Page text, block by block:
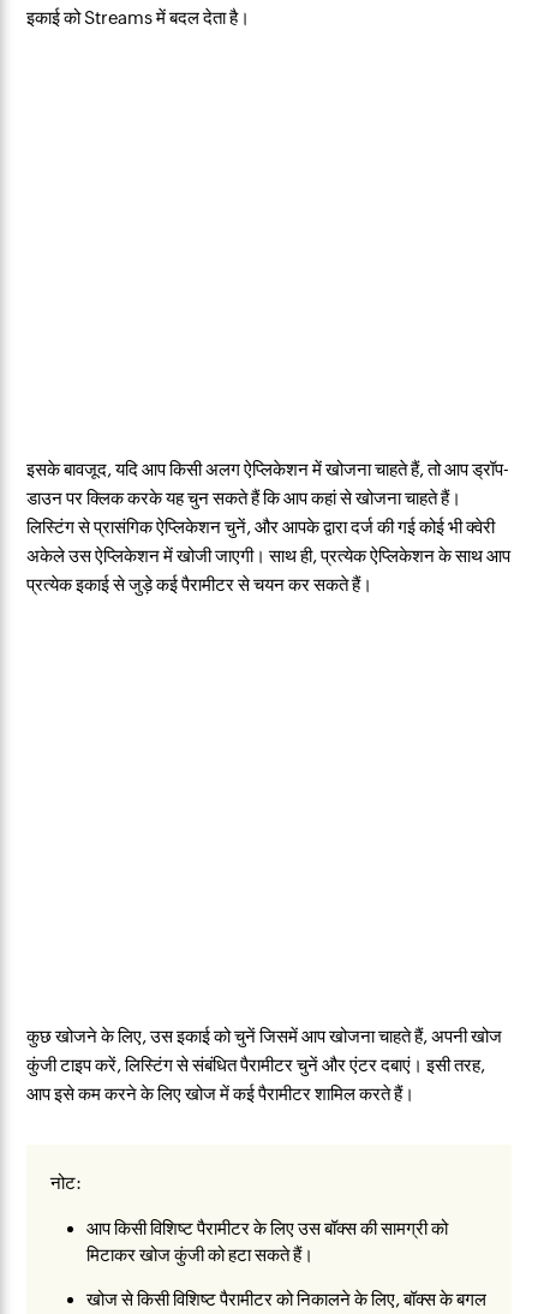
इकाई को Streams में बदल देता है।
इसके बावजूद, यदि आप किसी अलग ऐप्लिकेशन में खोजना चाहते हैं, तो आप ड्रॉप-
डाउन पर क्लिक करके यह चुन सकते हैं कि आप कहां से खोजना चाहते हैं।
लिस्टिंग से प्रासंगिक ऐप्लिकेशन चुनें, और आपके द्वारा दर्ज की गई कोई भी क्वेरी
अकेले उस ऐप्लिकेशन में खोजी जाएगी। साथ ही, प्रत्येक ऐप्लिकेशन के साथ आप
प्रत्येक इकाई से जुड़े कई पैरामीटर से चयन कर सकते हैं।
कुछ खोजने के लिए, उस इकाई को चुनें जिसमें आप खोजना चाहते हैं, अपनी खोज
कुंजी टाइप करें, लिस्टिंग से संबंधित पैरामीटर चुनें और एंटर दबाएं। इसी तरह,
आप इसे कम करने के लिए खोज में कई पैरामीटर शामिल करते हैं।
नोट:
आप किसी विशिष्ट पैरामीटर के लिए उस बॉक्स की सामग्री को
मिटाकर खोज कुंजी को हटा सकते हैं।
खोज से किसी विशिष्ट पैरामीटर को निकालने के लिए, बॉक्स के बगल